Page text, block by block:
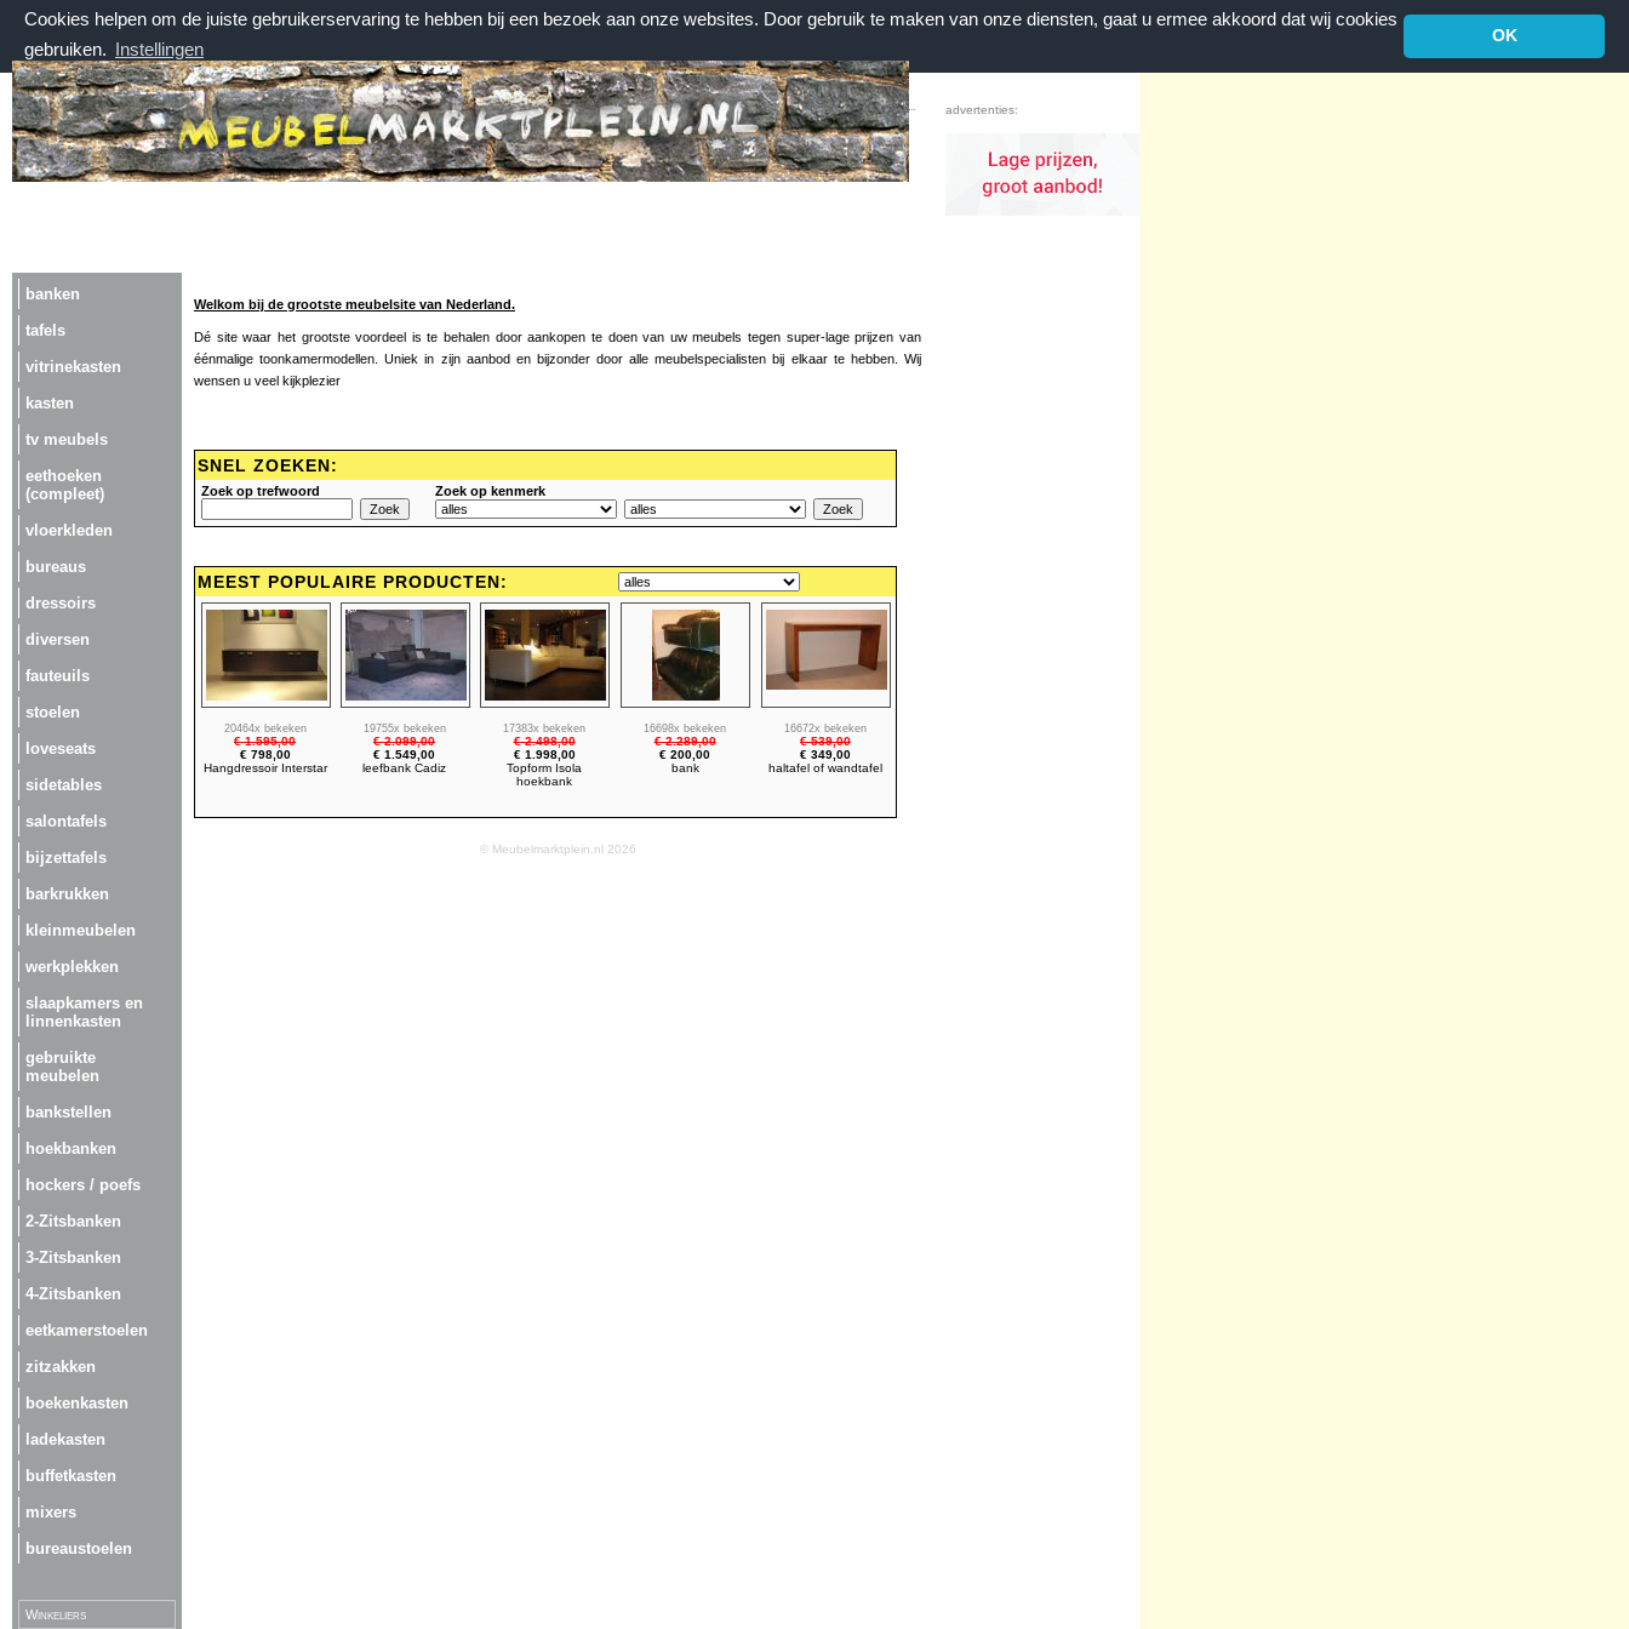
Cookies helpen om de juiste gebruikerservaring te hebben bij een bezoek aan onze websites. Door gebruik te maken van onze diensten, gaat u ermee akkoord dat wij cookies
gebruiken. Instellingen
OK
zaterdag 8 augustus 2026, 16:11 uur
Welkom bij Meubelmarktplein.nl
Home | Contact | Favorieten
advertenties:
banken
tafels
vitrinekasten
kasten
tv meubels
eethoeken
(compleet)
vloerkleden
bureaus
dressoirs
diversen
fauteuils
stoelen
loveseats
sidetables
salontafels
bijzettafels
barkrukken
kleinmeubelen
werkplekken
slaapkamers en
linnenkasten
gebruikte
meubelen
bankstellen
hoekbanken
hockers / poefs
2-Zitsbanken
3-Zitsbanken
4-Zitsbanken
eetkamerstoelen
zitzakken
boekenkasten
ladekasten
buffetkasten
mixers
bureaustoelen
Winkeliers
Welkom bij de grootste meubelsite van Nederland.
Dé site waar het grootste voordeel is te behalen door aankopen te doen van uw meubels tegen super-lage prijzen van
éénmalige toonkamermodellen. Uniek in zijn aanbod en bijzonder door alle meubelspecialisten bij elkaar te hebben. Wij
wensen u veel kijkplezier
SNEL ZOEKEN:
Zoek op trefwoord Zoek op kenmerk
MEEST POPULAIRE PRODUCTEN:
20464x bekeken
€ 1.595,00
€ 798,00
Hangdressoir Interstar
19755x bekeken
€ 2.099,00
€ 1.549,00
leefbank Cadiz
17383x bekeken
€ 2.498,00
€ 1.998,00
Topform Isola
hoekbank
16698x bekeken
€ 2.289,00
€ 200,00
bank
16672x bekeken
€ 539,00
€ 349,00
haltafel of wandtafel
© Meubelmarktplein.nl 2026